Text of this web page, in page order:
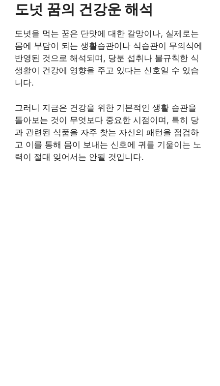
도넛 꿈의 건강운 해석
도넛을 먹는 꿈은 단맛에 대한 갈망이나, 실제로는
몸에 부담이 되는 생활습관이나 식습관이 무의식에
반영된 것으로 해석되며, 당분 섭취나 불규칙한 식
생활이 건강에 영향을 주고 있다는 신호일 수 있습
니다.
그러니 지금은 건강을 위한 기본적인 생활 습관을
돌아보는 것이 무엇보다 중요한 시점이며, 특히 당
과 관련된 식품을 자주 찾는 자신의 패턴을 점검하
고 이를 통해 몸이 보내는 신호에 귀를 기울이는 노
력이 절대 잊어서는 안될 것입니다.